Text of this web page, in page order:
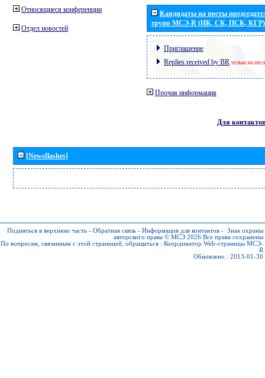
Относящиеся конференции
Отдел новостей
Кандидаты на посты
групп МСЭ-R (ИК, СК, ПСК, КГР)
Приглашение
Replies received by BR только на
Прочая информация
Для контактов
[Newsflashes]
Подняться в верхнюю часть - Обратная связь - Информация для контактов - Знак охраны
авторского права © МСЭ 2026 Все права сохранены
По вопросам, связанным с этой страницей, обращаться : Координатор Web-страницы МСЭ-
R
Обновлено : 2013-01-30